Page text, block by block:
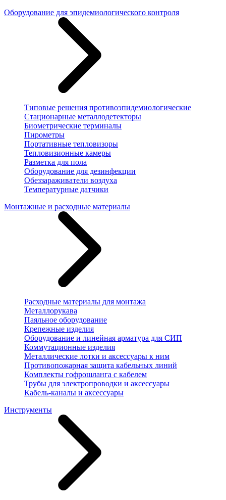
Оборудование для эпидемиологического контроля
Типовые решения противоэпидемиологические
Стационарные металлодетекторы
Биометрические терминалы
Пирометры
Портативные тепловизоры
Тепловизионные камеры
Разметка для пола
Оборудование для дезинфекции
Обеззараживатели воздуха
Температурные датчики
Монтажные и расходные материалы
Расходные материалы для монтажа
Металлорукава
Паяльное оборудование
Крепежные изделия
Оборудование и линейная арматура для СИП
Коммутационные изделия
Металлические лотки и аксессуары к ним
Противопожарная защита кабельных линий
Комплекты гофрошланга с кабелем
Трубы для электропроводки и аксессуары
Кабель-каналы и аксессуары
Инструменты